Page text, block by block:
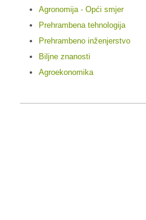
Agronomija - Opći smjer
Prehrambena tehnologija
Prehrambeno inženjerstvo
Biljne znanosti
Agroekonomika